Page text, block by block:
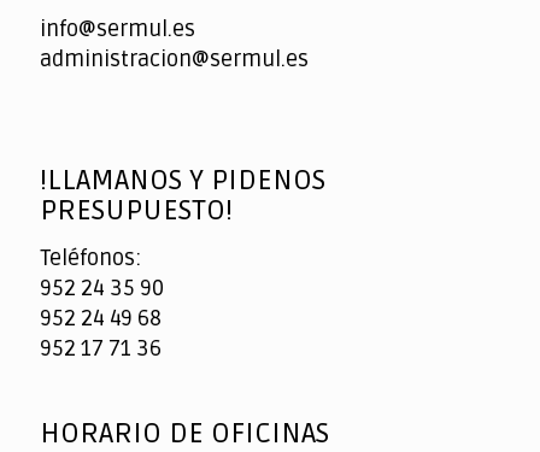
info@sermul.es
administracion@sermul.es
!LLAMANOS Y PIDENOS
PRESUPUESTO!
Teléfonos:
952 24 35 90
952 24 49 68
952 17 71 36
HORARIO DE OFICINAS